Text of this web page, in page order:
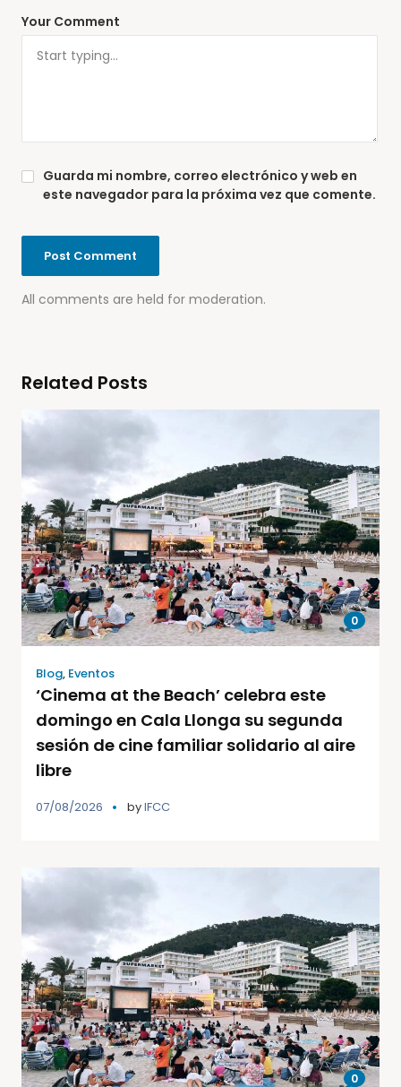
Your Comment
All comments are held for moderation.
Guarda mi nombre, correo electrónico y web en
este navegador para la próxima vez que comente.
Related Posts
0
Blog, Eventos
‘Cinema at the Beach’ celebra este
domingo en Cala Llonga su segunda
sesión de cine familiar solidario al aire
libre
07/08/2026 byIFCC
0